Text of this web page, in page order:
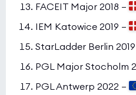
FACEIT Major 2018 —
IEM Katowice 2019 —
StarLadder Berlin
PGL Major Stocholm
PGL Antwerp 2022 —